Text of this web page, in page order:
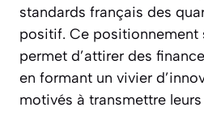
standards français des
positif. Ce positionnement
permet d’attirer des
en formant un vivier
motivés à transmettre